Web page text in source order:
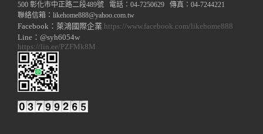
500 彰化市中正路二段489號 電話：04-7250629 傳真：04-7244221
聯絡信箱： likehome888@yahoo.com.tw
Facebook：萊鴻國際企業 https://www.facebook.com/likehome888
Line：@syh6054w
https://lin.ee/PZFMk8M